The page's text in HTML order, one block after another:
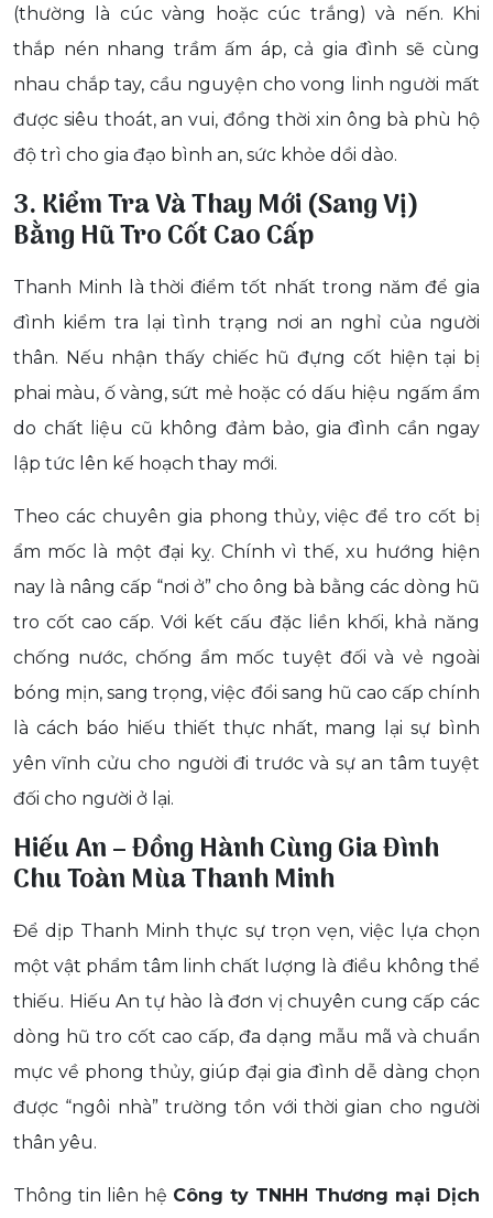
(thường là cúc vàng hoặc cúc trắng) và nến. Khi
thắp nén nhang trầm ấm áp, cả gia đình sẽ cùng
nhau chắp tay, cầu nguyện cho vong linh người mất
được siêu thoát, an vui, đồng thời xin ông bà phù hộ
độ trì cho gia đạo bình an, sức khỏe dồi dào.
3. Kiểm Tra Và Thay Mới (Sang Vị)
Bằng Hũ Tro Cốt Cao Cấp
Thanh Minh là thời điểm tốt nhất trong năm để gia
đình kiểm tra lại tình trạng nơi an nghỉ của người
thân. Nếu nhận thấy chiếc hũ đựng cốt hiện tại bị
phai màu, ố vàng, sứt mẻ hoặc có dấu hiệu ngấm ẩm
do chất liệu cũ không đảm bảo, gia đình cần ngay
lập tức lên kế hoạch thay mới.
Theo các chuyên gia phong thủy, việc để tro cốt bị
ẩm mốc là một đại kỵ. Chính vì thế, xu hướng hiện
nay là nâng cấp “nơi ở” cho ông bà bằng các dòng hũ
tro cốt cao cấp. Với kết cấu đặc liền khối, khả năng
chống nước, chống ẩm mốc tuyệt đối và vẻ ngoài
bóng mịn, sang trọng, việc đổi sang hũ cao cấp chính
là cách báo hiếu thiết thực nhất, mang lại sự bình
yên vĩnh cửu cho người đi trước và sự an tâm tuyệt
đối cho người ở lại.
Hiếu An – Đồng Hành Cùng Gia Đình
Chu Toàn Mùa Thanh Minh
Để dịp Thanh Minh thực sự trọn vẹn, việc lựa chọn
một vật phẩm tâm linh chất lượng là điều không thể
thiếu. Hiếu An tự hào là đơn vị chuyên cung cấp các
dòng hũ tro cốt cao cấp, đa dạng mẫu mã và chuẩn
mực về phong thủy, giúp đại gia đình dễ dàng chọn
được “ngôi nhà” trường tồn với thời gian cho người
thân yêu.
Thông tin liên hệ Công ty TNHH Thương mại Dịch